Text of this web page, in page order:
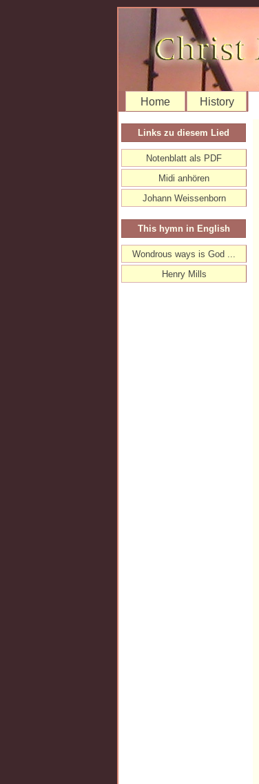
Home History
Links zu diesem Lied
Notenblatt als PDF
Midi anhören
Johann Weissenborn
This hymn in English
Wondrous ways is God ...
Henry Mills